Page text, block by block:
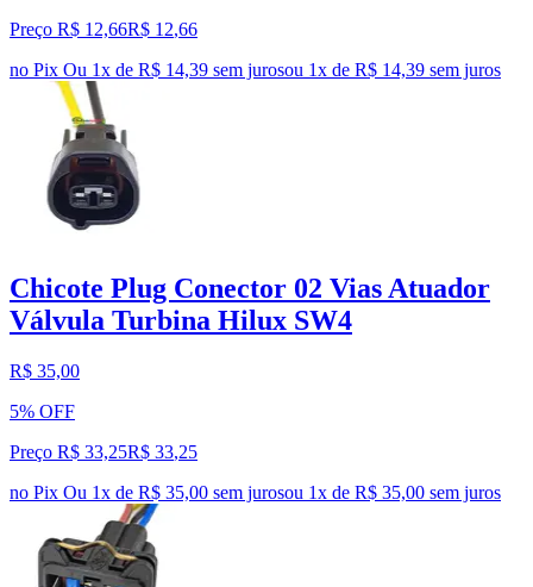
Preço R$ 12,66R$ 12,66
no Pix Ou 1x de R$ 14,39 sem jurosou 1x de R$ 14,39 sem juros
Chicote Plug Conector 02 Vias Atuador
Válvula Turbina Hilux SW4
R$ 35,00
5% OFF
Preço R$ 33,25R$ 33,25
no Pix Ou 1x de R$ 35,00 sem jurosou 1x de R$ 35,00 sem juros